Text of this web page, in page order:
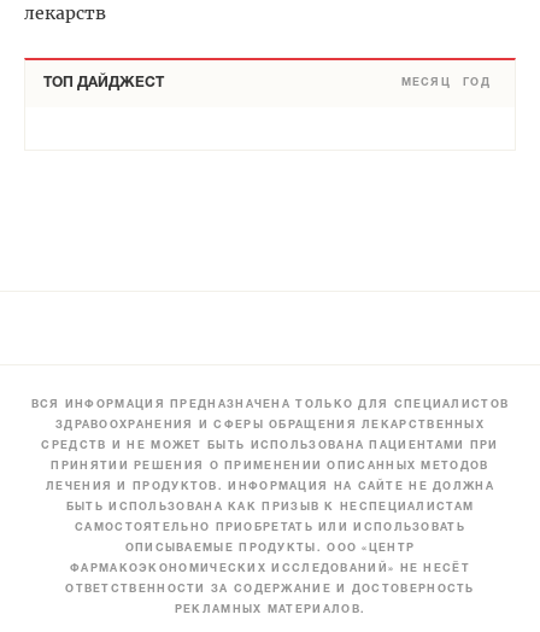
лекарств
ТОП ДАЙДЖЕСТ МЕСЯЦ ГОД
ВСЯ ИНФОРМАЦИЯ ПРЕДНАЗНАЧЕНА ТОЛЬКО ДЛЯ СПЕЦИАЛИСТОВ
ЗДРАВООХРАНЕНИЯ И СФЕРЫ ОБРАЩЕНИЯ ЛЕКАРСТВЕННЫХ
СРЕДСТВ И НЕ МОЖЕТ БЫТЬ ИСПОЛЬЗОВАНА ПАЦИЕНТАМИ ПРИ
ПРИНЯТИИ РЕШЕНИЯ О ПРИМЕНЕНИИ ОПИСАННЫХ МЕТОДОВ
ЛЕЧЕНИЯ И ПРОДУКТОВ. ИНФОРМАЦИЯ НА САЙТЕ НЕ ДОЛЖНА
БЫТЬ ИСПОЛЬЗОВАНА КАК ПРИЗЫВ К НЕСПЕЦИАЛИСТАМ
САМОСТОЯТЕЛЬНО ПРИОБРЕТАТЬ ИЛИ ИСПОЛЬЗОВАТЬ
ОПИСЫВАЕМЫЕ ПРОДУКТЫ. ООО «ЦЕНТР
ФАРМАКОЭКОНОМИЧЕСКИХ ИССЛЕДОВАНИЙ» НЕ НЕСЁТ
ОТВЕТСТВЕННОСТИ ЗА СОДЕРЖАНИЕ И ДОСТОВЕРНОСТЬ
РЕКЛАМНЫХ МАТЕРИАЛОВ.